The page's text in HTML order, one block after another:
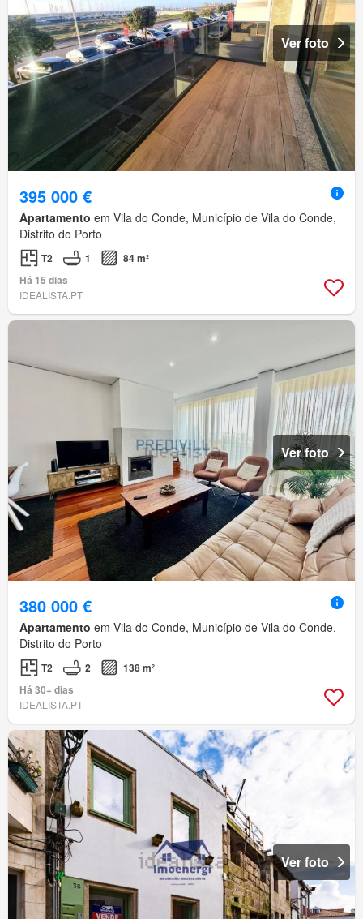
Ver foto
395 000 €
Apartamento em Vila do Conde, Município de Vila do Conde,
Distrito do Porto
T2 1
84 m²
Há 15 dias
IDEALISTA.PT
Ver foto
380 000 €
Apartamento em Vila do Conde, Município de Vila do Conde,
Distrito do Porto
T2 2
138 m²
Há 30+ dias
IDEALISTA.PT
Ver foto